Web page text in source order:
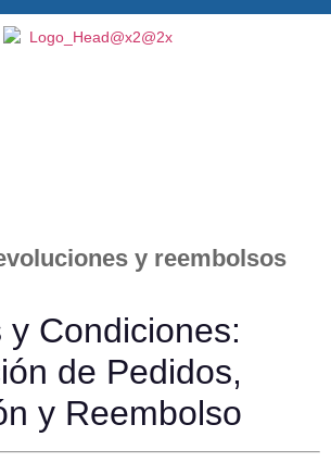
y reembolsos
Condiciones:
de Pedidos,
y Reembolso